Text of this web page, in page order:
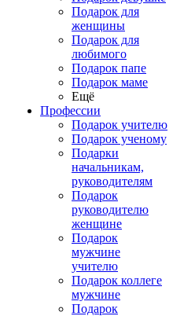
Подарок для
женщины
Подарок для
любимого
Подарок папе
Подарок маме
Ещё
Профессии
Подарок учителю
Подарок ученому
Подарки
начальникам,
руководителям
Подарок
руководителю
женщине
Подарок
мужчине
учителю
Подарок коллеге
мужчине
Подарок